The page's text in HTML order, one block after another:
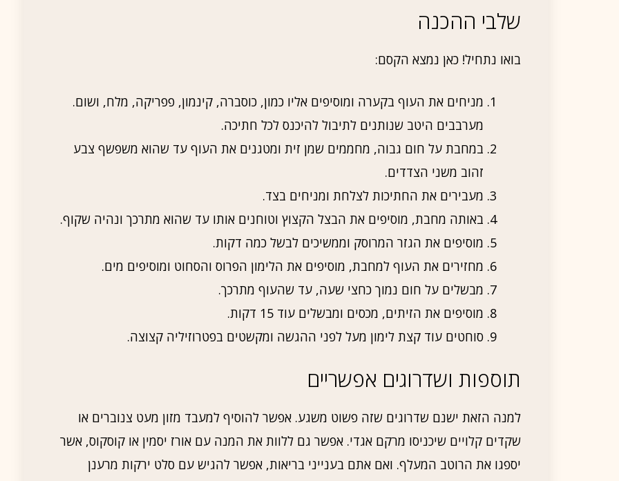
שלבי ההכנה
בואו נתחיל! כאן נמצא הקסם:
מניחים את העוף בקערה ומוסיפים אליו כמון, כוסברה, קינמון, פפריקה, מלח, ושום.
מערבבים היטב שנותנים לתיבול להיכנס לכל חתיכה.
במחבת על חום גבוה, מחממים שמן זית ומטגנים את העוף עד שהוא משפשף צבע
זהוב משני הצדדים.
מעבירים את החתיכות לצלחת ומניחים בצד.
באותה מחבת, מוסיפים את הבצל הקצוץ וטוחנים אותו עד שהוא מתרכך ונהיה שקוף.
מוסיפים את הגזר המרוסק וממשיכים לבשל כמה דקות.
מחזירים את העוף למחבת, מוסיפים את הלימון הפרוס והסחוט ומוסיפים מים.
מבשלים על חום נמוך כחצי שעה, עד שהעוף מתרכך.
מוסיפים את הזיתים, מכסים ומבשלים עוד 15 דקות.
סוחטים עוד קצת לימון מעל לפני ההגשה ומקשטים בפטרוזיליה קצוצה.
תוספות ושדרוגים אפשריים
למנה הזאת ישנם שדרוגים שזה פשוט משגע. אפשר להוסיף למעבד מזון מעט צנוברים או
שקדים קלויים שיכניסו מרקם אגדי. אפשר גם ללוות את המנה עם אורז יסמין או קוסקוס, אשר
יספגו את הרוטב המעלף. ואם אתם בענייני בריאות, אפשר להגיש עם סלט ירקות מרענן